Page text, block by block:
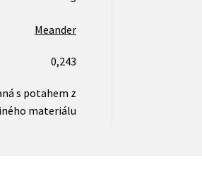
Meander
0,243
s potahem z
materiálu